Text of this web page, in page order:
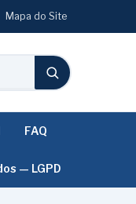
Mapa do Site
FAQ
— LGPD